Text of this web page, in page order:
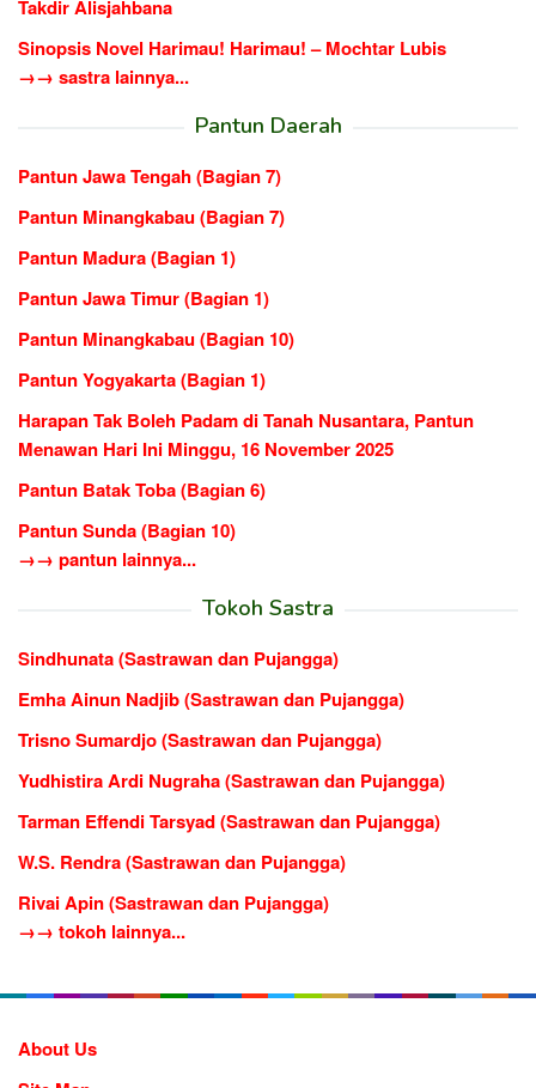
Takdir Alisjahbana
Sinopsis Novel Harimau! Harimau! – Mochtar Lubis
→→ sastra lainnya...
Pantun Daerah
Pantun Jawa Tengah (Bagian 7)
Pantun Minangkabau (Bagian 7)
Pantun Madura (Bagian 1)
Pantun Jawa Timur (Bagian 1)
Pantun Minangkabau (Bagian 10)
Pantun Yogyakarta (Bagian 1)
Harapan Tak Boleh Padam di Tanah Nusantara, Pantun
Menawan Hari Ini Minggu, 16 November 2025
Pantun Batak Toba (Bagian 6)
Pantun Sunda (Bagian 10)
→→ pantun lainnya...
Tokoh Sastra
Sindhunata (Sastrawan dan Pujangga)
Emha Ainun Nadjib (Sastrawan dan Pujangga)
Trisno Sumardjo (Sastrawan dan Pujangga)
Yudhistira Ardi Nugraha (Sastrawan dan Pujangga)
Tarman Effendi Tarsyad (Sastrawan dan Pujangga)
W.S. Rendra (Sastrawan dan Pujangga)
Rivai Apin (Sastrawan dan Pujangga)
→→ tokoh lainnya...
About Us